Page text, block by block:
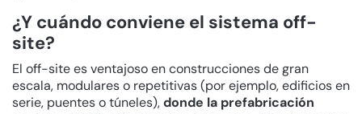
¿Y cuándo conviene el sistema off-
site?
El off-site es ventajoso en construcciones de gran
escala, modulares o repetitivas (por ejemplo, edificios en
serie, puentes o túneles),donde la prefabricación